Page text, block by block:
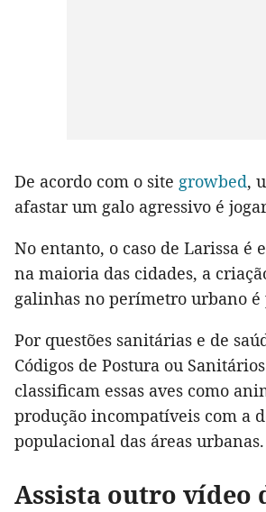
De acordo com o site growbed,
afastar um galo agressivo é
No entanto, o caso de Larissa é
na maioria das cidades, a
galinhas no perímetro urbano
Por questões sanitárias e de
Códigos de Postura ou
classificam essas aves como
produção incompatíveis com a
populacional das áreas urbanas.
Assista outro vídeo